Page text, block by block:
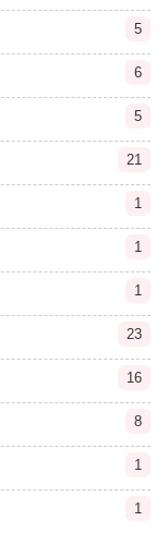
5
6
5
21
1
1
1
23
16
8
1
1